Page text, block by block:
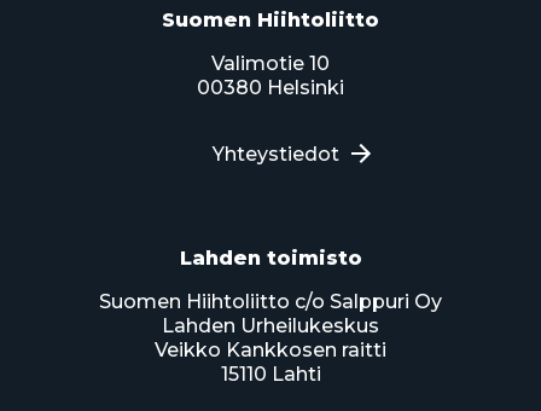
Suomen Hiihtoliitto
Valimotie 10
00380 Helsinki
Yhteystiedot
Lahden toimisto
Suomen Hiihtoliitto c/o Salppuri Oy
Lahden Urheilukeskus
Veikko Kankkosen raitti
15110 Lahti